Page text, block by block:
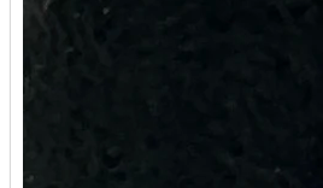
Perrelet
Pierre Kunz